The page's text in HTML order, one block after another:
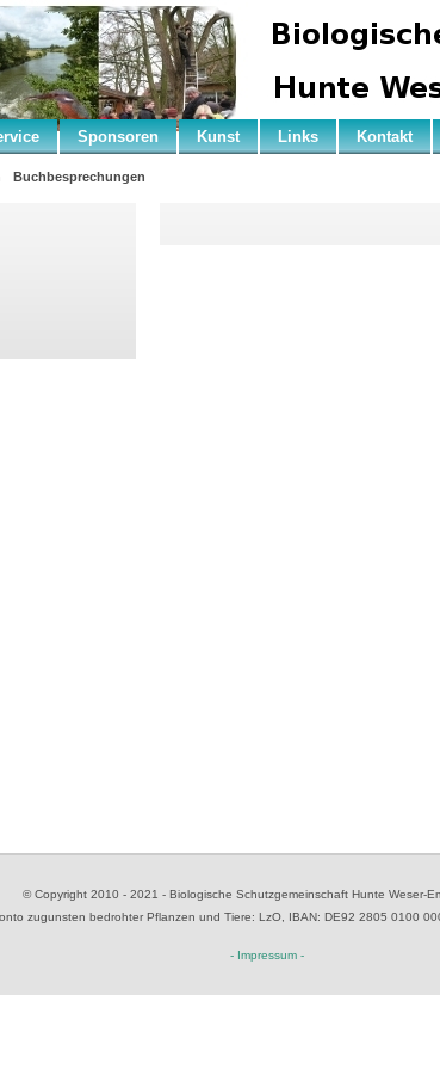
Sponsoren Kunst Links Kontakt
Buchbesprechungen
© Copyright 2010 - 2021 - Biologische Schutzgemeinschaft Hunte Weser-
zugunsten bedrohter Pflanzen und Tiere: LzO, IBAN: DE92 2805 0100
- Impressum -